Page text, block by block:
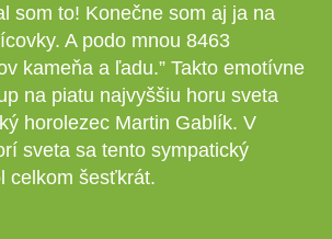
som to! Konečne som aj ja na
A podo mnou 8463
kameňa a ľadu.” Takto emotívne
na piatu najvyššiu horu sveta
horolezec Martin Gablík. V
sveta sa tento sympatický
celkom šesťkrát.